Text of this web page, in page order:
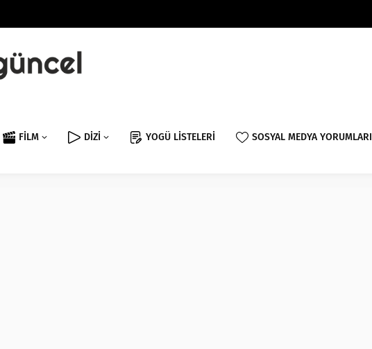
FİLM DİZİ YOGÜ LİSTELERİ SOSYAL MEDYA YORUMLARI